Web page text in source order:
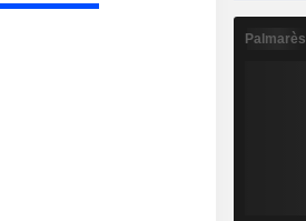
Palmarès